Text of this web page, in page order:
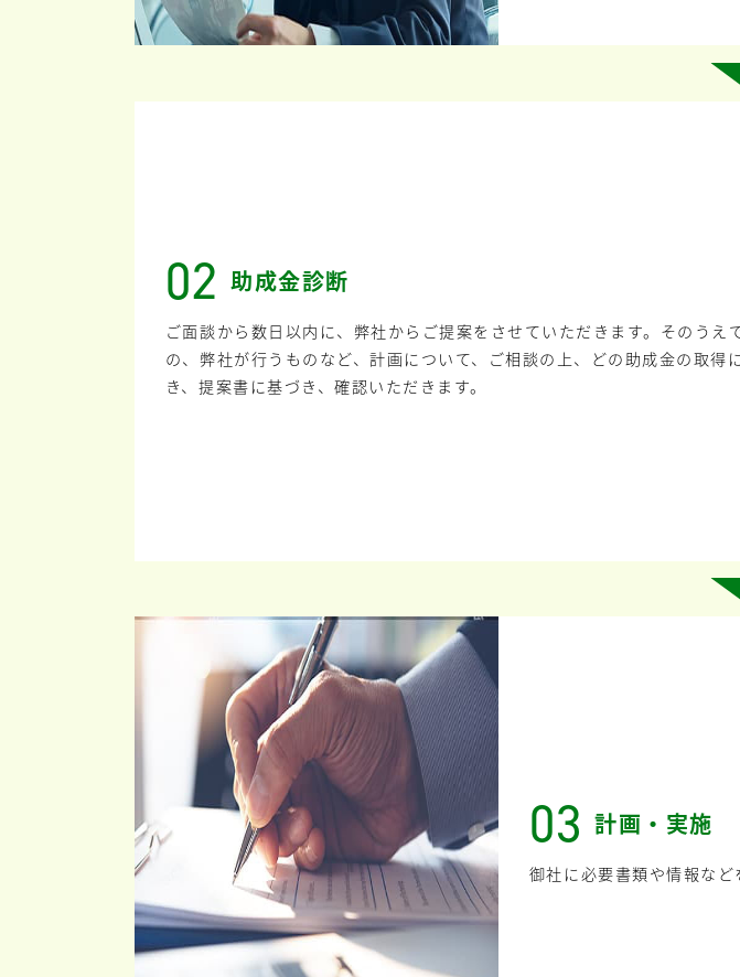
02 助成金診断
ご面談から数日以内に、弊社からご提案をさせていただきます。そのうえ
の、弊社が行うものなど、計画について、ご相談の上、どの助成金の取得
き、提案書に基づき、確認いただきます。
03 計画・実施
御社に必要書類や情報など